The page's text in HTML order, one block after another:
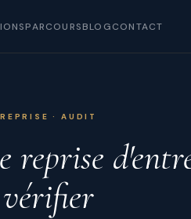
PARCOURSBLOGCONTACT
REPRISE · AUDIT
vérifier